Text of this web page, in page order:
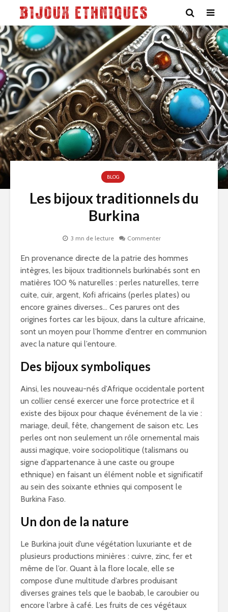
BLOG
Les bijoux traditionnels du
Burkina
3 mn de lecture Commenter
En provenance directe de la patrie des hommes
intègres, les bijoux traditionnels burkinabés sont en
matières 100 % naturelles : perles naturelles, terre
cuite, cuir, argent, Kofi africains (perles plates) ou
encore graines diverses… Ces parures ont des
origines fortes car les bijoux, dans la culture africaine,
sont un moyen pour l’homme d’entrer en communion
avec la nature qui l’entoure.
Des bijoux symboliques
Ainsi, les nouveau-nés d’Afrique occidentale portent
un collier censé exercer une force protectrice et il
existe des bijoux pour chaque événement de la vie :
mariage, deuil, fête, changement de saison etc. Les
perles ont non seulement un rôle ornemental mais
aussi magique, voire sociopolitique (talismans ou
signe d’appartenance à une caste ou groupe
ethnique) en faisant un élément noble et significatif
au sein des soixante ethnies qui composent le
Burkina Faso.
Un don de la nature
Le Burkina jouit d’une végétation luxuriante et de
plusieurs productions minières : cuivre, zinc, fer et
même de l’or. Quant à la flore locale, elle se
compose d’une multitude d’arbres produisant
diverses graines tels que le baobab, le caroubier ou
encore l’arbre à café. Les fruits de ces végétaux